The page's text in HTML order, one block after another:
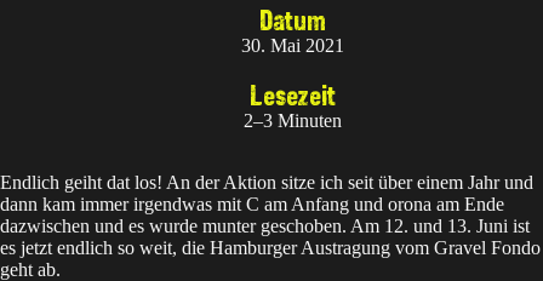
Datum
30. Mai 2021
Lesezeit
2–3 Minuten
Endlich geiht dat los! An der Aktion sitze ich seit über einem Jahr und
dann kam immer irgendwas mit C am Anfang und orona am Ende
dazwischen und es wurde munter geschoben. Am 12. und 13. Juni ist
es jetzt endlich so weit, die Hamburger Austragung vom Gravel Fondo
geht ab.